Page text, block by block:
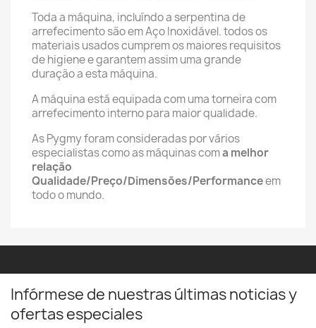
Toda a máquina, incluíndo a serpentina de
arrefecimento são em Aço Inoxidável. todos os
materiais usados cumprem os maiores requisitos
de higiene e garantem assim uma grande
duração a esta máquina.
A máquina está equipada com uma torneira com
arrefecimento interno para maior qualidade.
As Pygmy foram consideradas por vários
especialistas como as máquinas coma melhor
relação
Qualidade/Preço/Dimensões/Performanceem
todo o mundo.
Infórmese de nuestras últimas noticias y
ofertas especiales